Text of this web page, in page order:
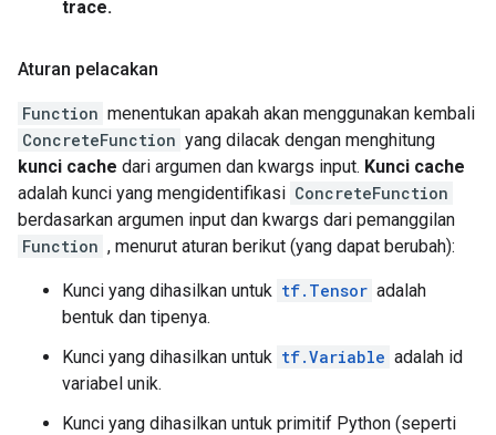
trace.
Aturan pelacakan
Function menentukan apakah akan menggunakan kembali
ConcreteFunction yang dilacak dengan menghitung
kunci cache dari argumen dan kwargs input. Kunci cache
adalah kunci yang mengidentifikasi ConcreteFunction
berdasarkan argumen input dan kwargs dari pemanggilan
Function , menurut aturan berikut (yang dapat berubah):
Kunci yang dihasilkan untuk tf.Tensor adalah
bentuk dan tipenya.
Kunci yang dihasilkan untuk tf.Variable adalah id
variabel unik.
Kunci yang dihasilkan untuk primitif Python (seperti